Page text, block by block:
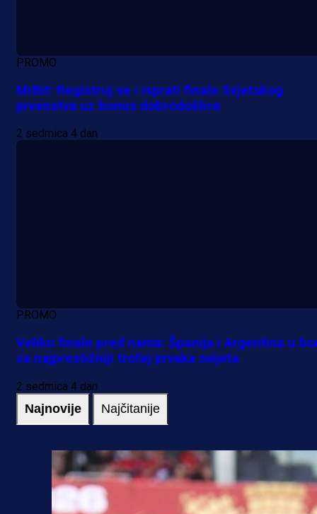
PROMO
MrBit: Registruj se i isprati finale Svjetskog
prvenstva uz bonus dobrodošlice
2 sedmica 4 dan
PROMO
Veliko finale pred nama: Španija i Argentina u
za najprestižniji trofej prvaka svijeta
2 sedmica 4 dan
Najnovije Najčitanije